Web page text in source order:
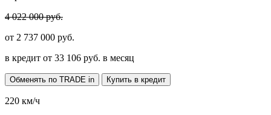
4 022 000 руб.
от 2 737 000 руб.
в кредит от 33 106 руб. в месяц
Обменять по TRADE in Купить в кредит
220 км/ч